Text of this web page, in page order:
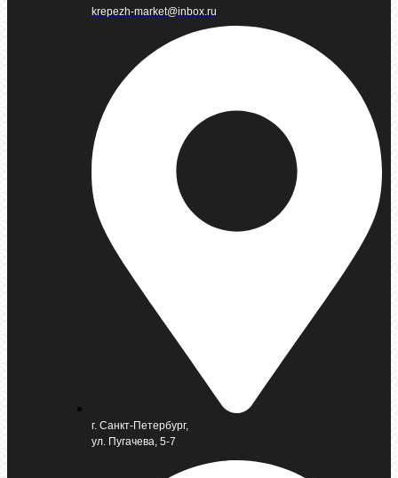
krepezh-market@inbox.ru
г. Санкт-Петербург,
ул. Пугачева, 5-7